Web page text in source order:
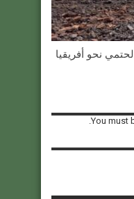
نحو أفريقيا
You must